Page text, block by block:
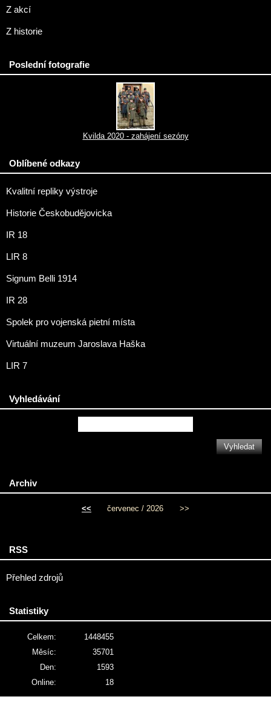
Z akcí
Z historie
Poslední fotografie
Kvilda 2020 - zahájení sezóny
Oblíbené odkazy
Kvalitní repliky výstroje
Historie Českobudějovicka
IR 18
LIR 8
Signum Belli 1914
IR 28
Spolek pro vojenská pietní místa
Virtuální muzeum Jaroslava Haška
LIR 7
Vyhledávání
Archiv
<< červenec / 2026 >>
RSS
Přehled zdrojů
Statistiky
Online: 18
Celkem:
1448455
Měsíc:
35701
Den:
1593